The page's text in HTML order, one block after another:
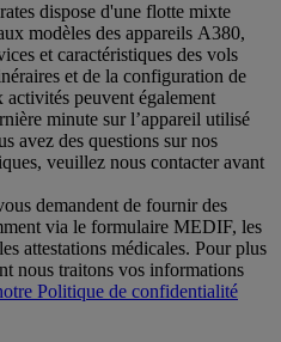
dispose d'une flotte mixte
modèles des appareils A380,
et caractéristiques des vols
et de la configuration de
peuvent également
minute sur l’appareil utilisé
avez des questions sur nos
veuillez nous contacter avant
demandent de fournir des
via le formulaire MEDIF, les
attestations médicales. Pour plus
nous traitons vos informations
Politique de confidentialité